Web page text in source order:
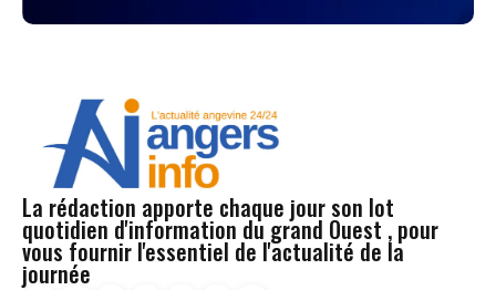
La rédaction apporte chaque jour son lot
quotidien d'information du grand Ouest , pour
vous fournir l'essentiel de l'actualité de la
journée